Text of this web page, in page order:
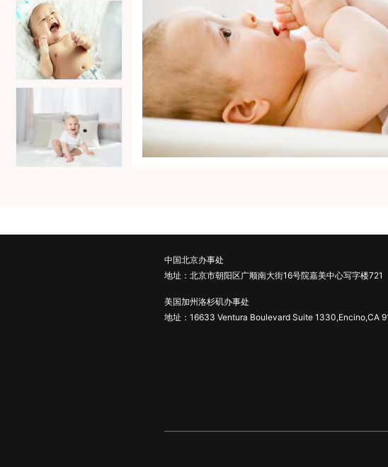
中国北京办事处
地址：北京市朝阳区广顺南大街16号院嘉美中心写字楼721
美国加州洛杉矶办事处
地址：16633 Ventura Boulevard Suite 1330,Encino,CA